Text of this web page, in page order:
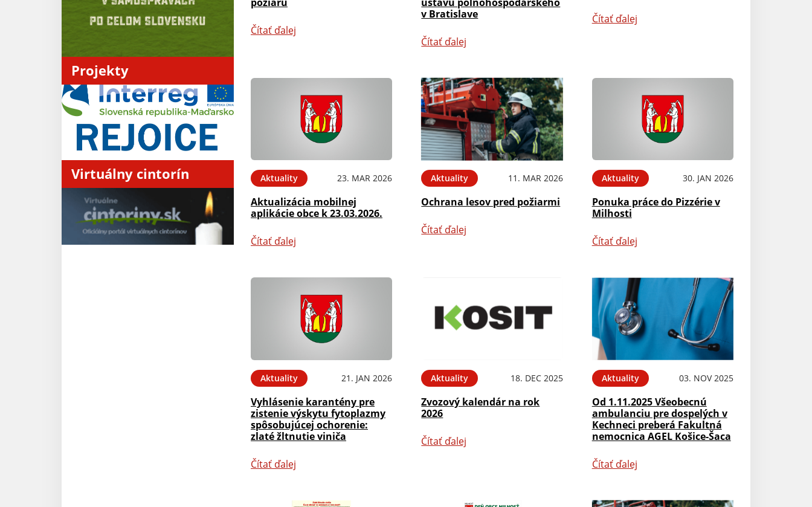
Projekty
Virtuálny cintorín
Čítať ďalej
v Bratislave
Čítať ďalej
Čítať ďalej
Aktuality 23. MAR 2026
Aktualizácia mobilnej
aplikácie obce k 23.03.2026.
Čítať ďalej
Aktuality 11. MAR 2026
Ochrana lesov pred požiarmi
Čítať ďalej
Aktuality 30. JAN 2026
Ponuka práce do Pizzérie v
Milhosti
Čítať ďalej
Aktuality 21. JAN 2026
Vyhlásenie karantény pre
zistenie výskytu fytoplazmy
spôsobujúcej ochorenie:
zlaté žltnutie viniča
Čítať ďalej
Aktuality 18. DEC 2025
Zvozový kalendár na rok
2026
Čítať ďalej
Aktuality 03. NOV 2025
Od 1.11.2025 Všeobecnú
ambulanciu pre dospelých v
Kechneci preberá Fakultná
nemocnica AGEL Košice-Šaca
Čítať ďalej